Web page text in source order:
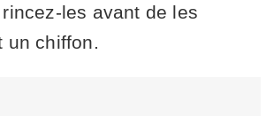
les avant de les
chiffon.